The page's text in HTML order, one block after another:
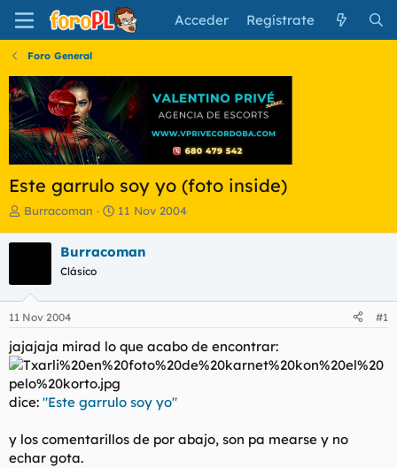
Acceder Regístrate
Foro General
Este garrulo soy yo (foto inside)
I
i
a
d
o
d
e
l
t
a
Burracoman
F
h
e
i
c
i
o
11 Nov 2004
Burracoman
Clásico
11 Nov 2004 #1
jajajaja mirad lo que acabo de encontrar:
dice: "Este garrulo soy yo"
y los comentarillos de por abajo, son pa mearse y no
echar gota.